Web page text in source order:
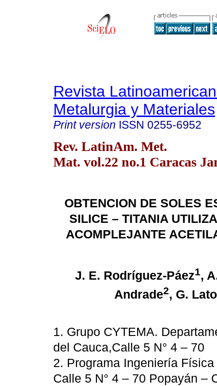
Revista
Metalurgia y Materiales
Print version ISSN 0255-6952
Rev. LatinAm. Met.
Mat. vol.22 no.1 Caracas
OBTENCION DE SOLES
SILICE – TITANIA
ACOMPLEJANTE
J. E. Rodríguez-Páez1,
Andrade2, G.
1. Grupo CYTEMA.
del Cauca,Calle 5 N° 4 – 70
2. Programa Ingeniería
Calle 5 N° 4 – 70 Popayán –